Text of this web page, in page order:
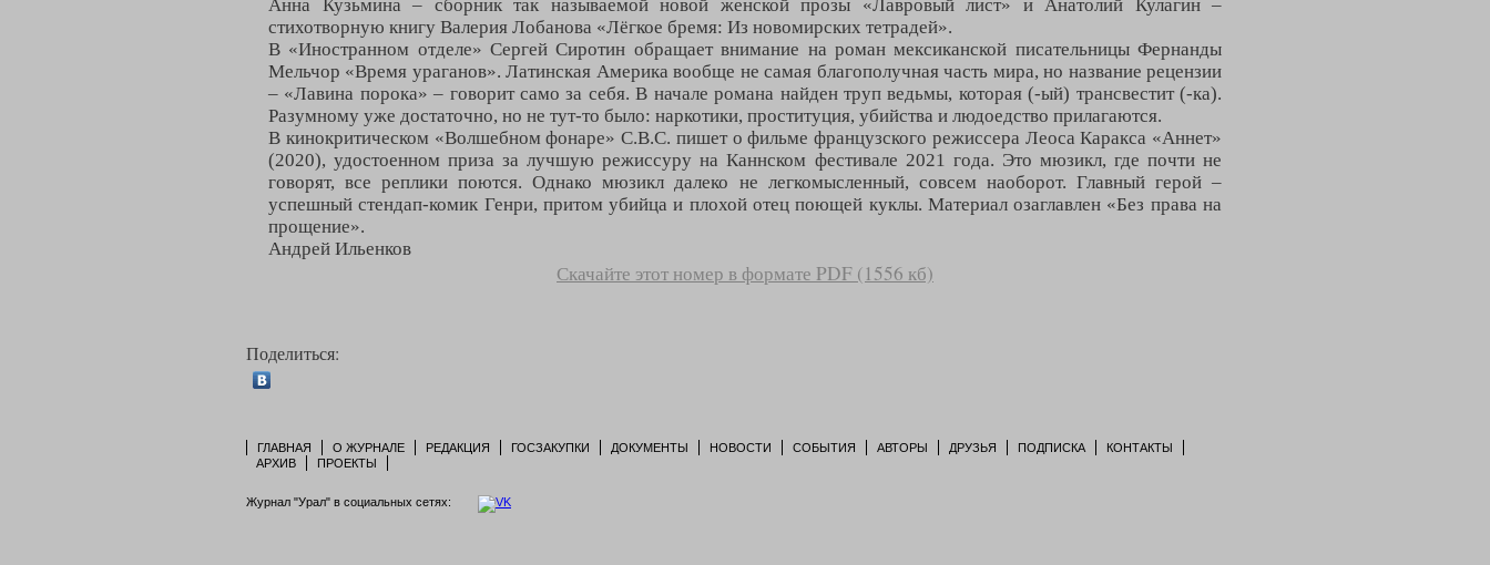
Анна Кузьмина – сборник так называемой новой женской прозы «Лавровый лист» и Анатолий Кулагин –
стихотворную книгу Валерия Лобанова «Лёгкое бремя: Из новомирских тетрадей».
В «Иностранном отделе» Сергей Сиротин обращает внимание на роман мексиканской писательницы Фернанды
Мельчор «Время ураганов». Латинская Америка вообще не самая благополучная часть мира, но название рецензии
– «Лавина порока» – говорит само за себя. В начале романа найден труп ведьмы, которая (-ый) трансвестит (-ка).
Разумному уже достаточно, но не тут-то было: наркотики, проституция, убийства и людоедство прилагаются.
В кинокритическом «Волшебном фонаре» С.В.С. пишет о фильме французского режиссера Леоса Каракса «Аннет»
(2020), удостоенном приза за лучшую режиссуру на Каннском фестивале 2021 года. Это мюзикл, где почти не
говорят, все реплики поются. Однако мюзикл далеко не легкомысленный, совсем наоборот. Главный герой –
успешный стендап-комик Генри, притом убийца и плохой отец поющей куклы. Материал озаглавлен «Без права на
прощение».
Андрей Ильенков
Скачайте этот номер в формате PDF (1556 кб)
Поделиться:
ГЛАВНАЯ О ЖУРНАЛЕ РЕДАКЦИЯ ГОСЗАКУПКИ ДОКУМЕНТЫ НОВОСТИ СОБЫТИЯ АВТОРЫ ДРУЗЬЯ ПОДПИСКА
КОНТАКТЫ
АРХИВ
ПРОЕКТЫ
Журнал "Урал" в социальных сетях: